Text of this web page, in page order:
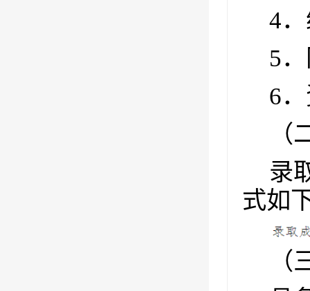
4
5
6
录
式如